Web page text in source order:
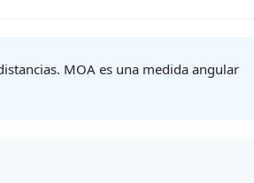
MOA es una medida angular